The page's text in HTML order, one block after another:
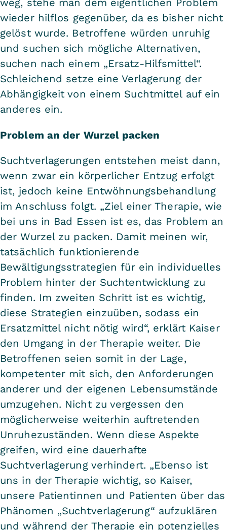
weg, stehe man dem eigentlichen Problem
wieder hilflos gegenüber, da es bisher nicht
gelöst wurde. Betroffene würden unruhig
und suchen sich mögliche Alternativen,
suchen nach einem „Ersatz-Hilfsmittel“.
Schleichend setze eine Verlagerung der
Abhängigkeit von einem Suchtmittel auf ein
anderes ein.
Problem an der Wurzel packen
Suchtverlagerungen entstehen meist dann,
wenn zwar ein körperlicher Entzug erfolgt
ist, jedoch keine Entwöhnungsbehandlung
im Anschluss folgt. „Ziel einer Therapie, wie
bei uns in Bad Essen ist es, das Problem an
der Wurzel zu packen. Damit meinen wir,
tatsächlich funktionierende
Bewältigungsstrategien für ein individuelles
Problem hinter der Suchtentwicklung zu
finden. Im zweiten Schritt ist es wichtig,
diese Strategien einzuüben, sodass ein
Ersatzmittel nicht nötig wird“, erklärt Kaiser
den Umgang in der Therapie weiter. Die
Betroffenen seien somit in der Lage,
kompetenter mit sich, den Anforderungen
anderer und der eigenen Lebensumstände
umzugehen. Nicht zu vergessen den
möglicherweise weiterhin auftretenden
Unruhezuständen. Wenn diese Aspekte
greifen, wird eine dauerhafte
Suchtverlagerung verhindert. „Ebenso ist
uns in der Therapie wichtig, so Kaiser,
unsere Patientinnen und Patienten über das
Phänomen „Suchtverlagerung“ aufzuklären
und während der Therapie ein potenzielles